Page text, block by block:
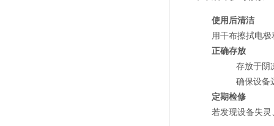
使用后清洁
用干布擦拭电
正确存放
存放于阴
确保设备
定期检修
若发现设备失